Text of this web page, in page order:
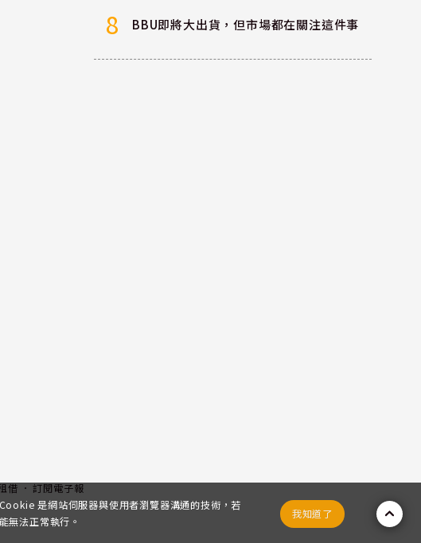
8 BBU即將大出貨，但市場都在關注這件事
借 訂閱電子報
是網站伺服器與使用者瀏覽器溝通的技術，若
無法正常執行。
我知道了